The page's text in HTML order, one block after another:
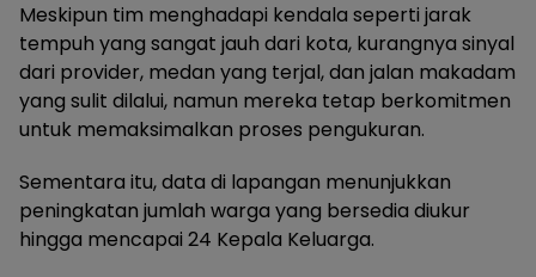
Meskipun tim menghadapi kendala seperti jarak
tempuh yang sangat jauh dari kota, kurangnya sinyal
dari provider, medan yang terjal, dan jalan makadam
yang sulit dilalui, namun mereka tetap berkomitmen
untuk memaksimalkan proses pengukuran.
Sementara itu, data di lapangan menunjukkan
peningkatan jumlah warga yang bersedia diukur
hingga mencapai 24 Kepala Keluarga.